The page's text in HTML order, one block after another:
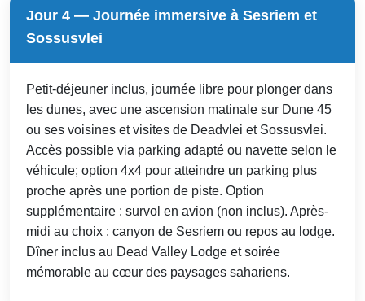
Jour 4 — Journée immersive à Sesriem et
Sossusvlei
Petit-déjeuner inclus, journée libre pour plonger dans
les dunes, avec une ascension matinale sur Dune 45
ou ses voisines et visites de Deadvlei et Sossusvlei.
Accès possible via parking adapté ou navette selon le
véhicule; option 4x4 pour atteindre un parking plus
proche après une portion de piste. Option
supplémentaire : survol en avion (non inclus). Après-
midi au choix : canyon de Sesriem ou repos au lodge.
Dîner inclus au Dead Valley Lodge et soirée
mémorable au cœur des paysages sahariens.